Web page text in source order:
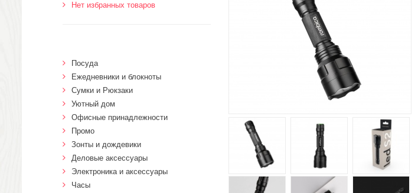
Нет избранных товаров
Посуда
Ежедневники и блокноты
Сумки и Рюкзаки
Уютный дом
Офисные принадлежности
Промо
Зонты и дождевики
Деловые аксессуары
Электроника и аксессуары
Часы